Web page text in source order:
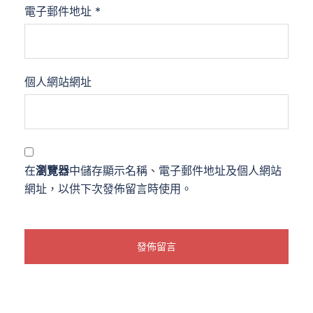
電子郵件地址 *
個人網站網址
在瀏覽器中儲存顯示名稱、電子郵件地址及個人網站
網址，以供下次發佈留言時使用。